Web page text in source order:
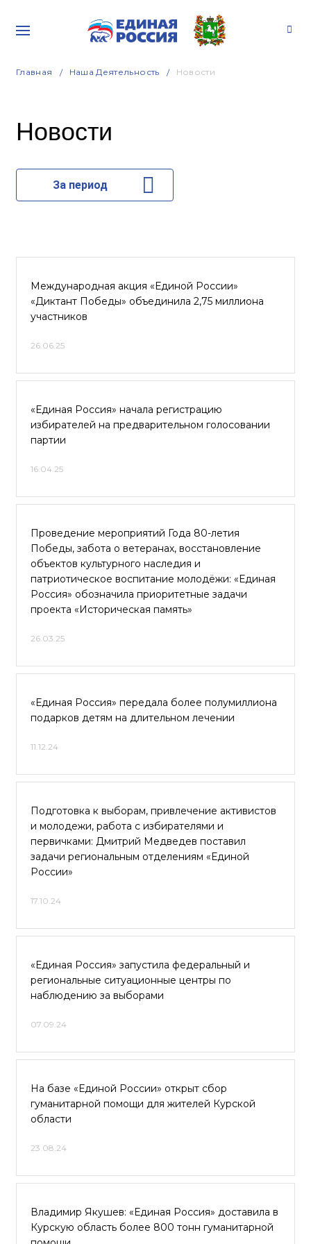
Главная Наша Деятельность Новости
Новости
За период
Международная акция «Единой России»
«Диктант Победы» объединила 2,75 миллиона
участников
26.06.25
«Единая Россия» начала регистрацию
избирателей на предварительном голосовании
партии
16.04.25
Проведение мероприятий Года 80-летия
Победы, забота о ветеранах, восстановление
объектов культурного наследия и
патриотическое воспитание молодёжи: «Единая
Россия» обозначила приоритетные задачи
проекта «Историческая память»
26.03.25
«Единая Россия» передала более полумиллиона
подарков детям на длительном лечении
11.12.24
Подготовка к выборам, привлечение активистов
и молодежи, работа с избирателями и
первичками: Дмитрий Медведев поставил
задачи региональным отделениям «Единой
России»
17.10.24
«Единая Россия» запустила федеральный и
региональные ситуационные центры по
наблюдению за выборами
07.09.24
На базе «Единой России» открыт сбор
гуманитарной помощи для жителей Курской
области
23.08.24
Владимир Якушев: «Единая Россия» доставила в
Курскую область более 800 тонн гуманитарной